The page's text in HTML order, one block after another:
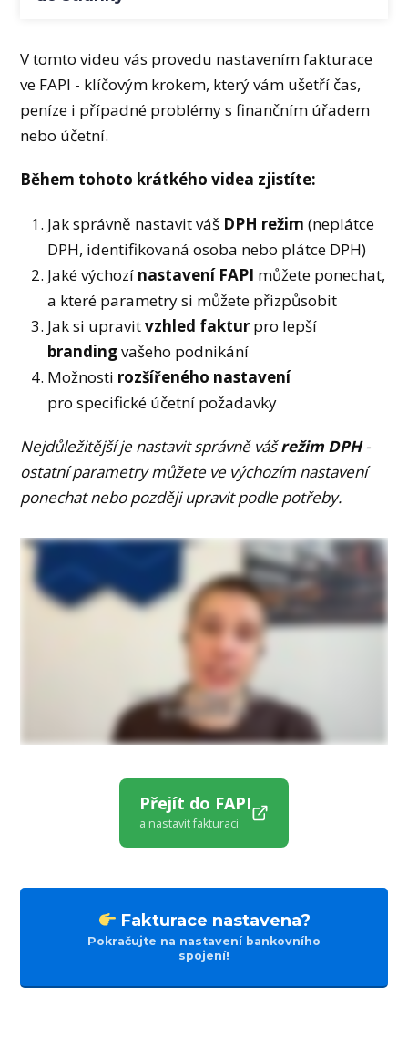
V tomto videu vás provedu nastavením fakturace
ve FAPI - klíčovým krokem, který vám ušetří čas,
peníze i případné problémy s finančním úřadem
nebo účetní.
Během tohoto krátkého videa zjistíte:
Jak správně nastavit váš DPH režim (neplátce
DPH, identifikovaná osoba nebo plátce DPH)
Jaké výchozí nastavení FAPI můžete ponechat,
a které parametry si můžete přizpůsobit
Jak si upravitvzhled faktur pro lepší
brandingvašeho podnikání
Možnosti rozšířeného nastavení
pro specifické účetní požadavky
Nejdůležitější je nastavit správně vášrežim DPH-
ostatní parametry můžete ve výchozím nastavení
ponechat nebo později upravit podle potřeby.
Přejít do FAPI
a nastavit fakturaci
Fakturace nastavena?
Pokračujte na nastavení bankovního
spojení!